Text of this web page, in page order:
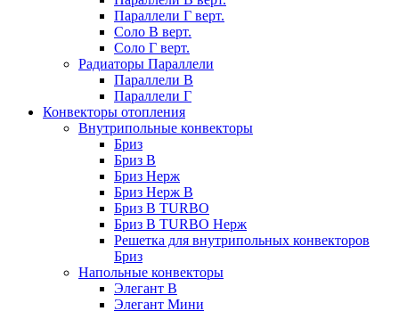
Параллели Г верт.
Соло В верт.
Соло Г верт.
Радиаторы Параллели
Параллели В
Параллели Г
Конвекторы отопления
Внутрипольные конвекторы
Бриз
Бриз В
Бриз Нерж
Бриз Нерж В
Бриз В TURBO
Бриз В TURBO Нерж
Решетка для внутрипольных конвекторов
Бриз
Напольные конвекторы
Элегант В
Элегант Мини